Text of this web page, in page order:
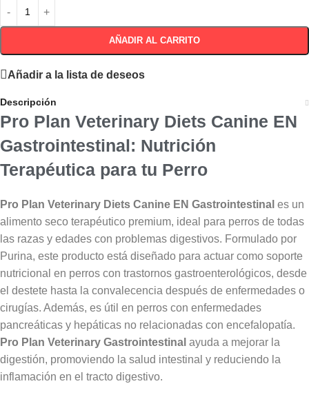
AÑADIR AL CARRITO
Añadir a la lista de deseos
Descripción
Pro Plan Veterinary Diets Canine EN
Gastrointestinal: Nutrición
Terapéutica para tu Perro
Pro Plan Veterinary Diets Canine EN Gastrointestinal es un
alimento seco terapéutico premium, ideal para perros de todas
las razas y edades con problemas digestivos. Formulado por
Purina, este producto está diseñado para actuar como soporte
nutricional en perros con trastornos gastroenterológicos, desde
el destete hasta la convalecencia después de enfermedades o
cirugías. Además, es útil en perros con enfermedades
pancreáticas y hepáticas no relacionadas con encefalopatía.
Pro Plan Veterinary Gastrointestinal ayuda a mejorar la
digestión, promoviendo la salud intestinal y reduciendo la
inflamación en el tracto digestivo.